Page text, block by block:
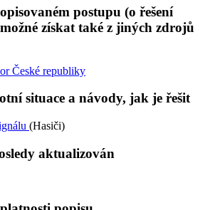
postupu (o řešení
získat také z jiných zdrojů
České republiky
situace a návody, jak je řešit
(Hasiči)
aktualizován